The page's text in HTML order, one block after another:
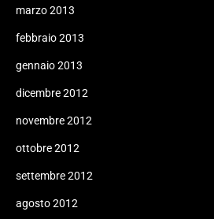
marzo 2013
febbraio 2013
gennaio 2013
dicembre 2012
novembre 2012
ottobre 2012
settembre 2012
agosto 2012